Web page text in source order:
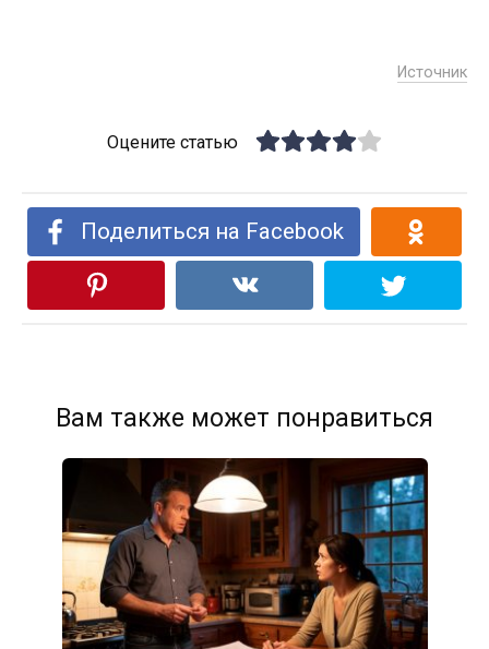
Источник
Оцените статью
Поделиться на Facebook
Вам также может понравиться